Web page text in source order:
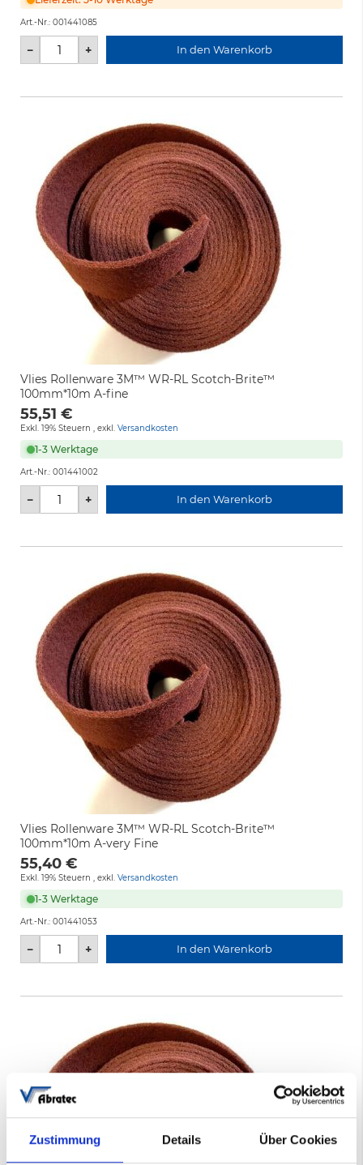
Zustimmung Details Über Cookies
Art.-Nr.: 001441085
− + In den Warenkorb
Vlies Rollenware 3M™ WR-RL Scotch-Brite™
100mm*10m A-fine
55,51 €
Exkl. 19% Steuern , exkl. Versandkosten
1-3 Werktage
Art.-Nr.: 001441002
− + In den Warenkorb
Vlies Rollenware 3M™ WR-RL Scotch-Brite™
100mm*10m A-very Fine
55,40 €
Exkl. 19% Steuern , exkl. Versandkosten
1-3 Werktage
Art.-Nr.: 001441053
− + In den Warenkorb